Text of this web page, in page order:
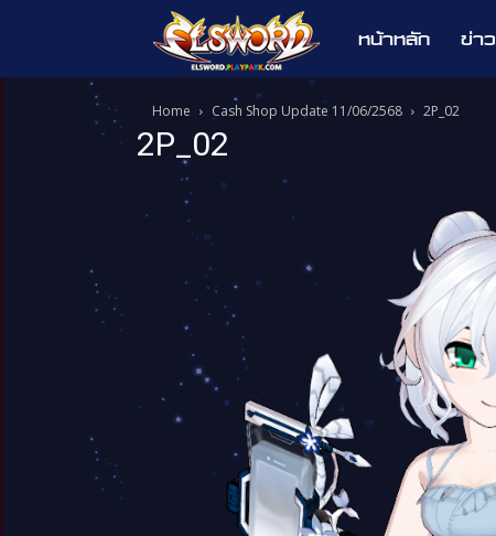
Elsword
หน้าหลัก ข่าว
Home Cash Shop Update 11/06/2568 2P_02
2P_02